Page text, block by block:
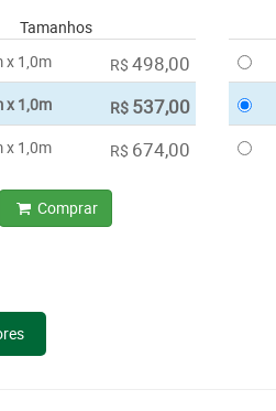
Tamanhos
x 1,0m
R$ 498,00
x 1,0m R$ 537,00
x 1,0m R$ 674,00
Comprar